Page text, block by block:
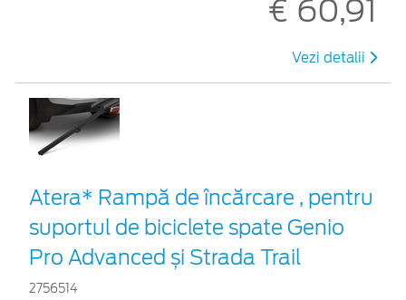
€ 60,91
Vezi detalii
Atera* Rampă de încărcare , pentru
suportul de biciclete spate Genio
Pro Advanced și Strada Trail
2756514